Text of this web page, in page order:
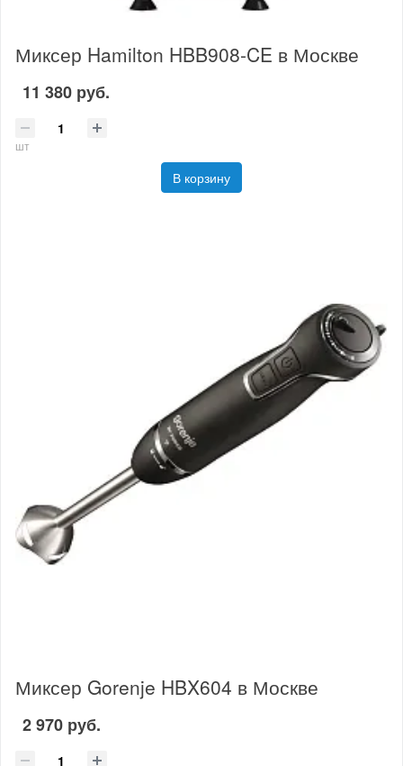
Миксер Hamilton HBB908-CE в Москве
11 380 руб.
шт
В корзину
Миксер Gorenje HBX604 в Москве
2 970 руб.